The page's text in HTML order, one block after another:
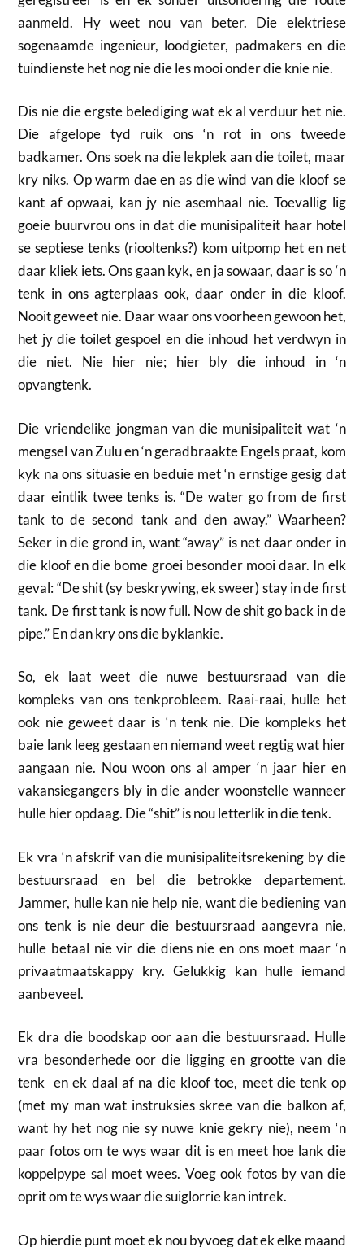
aanmeld. Hy weet nou van beter. Die elektriese
sogenaamde ingenieur, loodgieter, padmakers en die
tuindienste het nog nie die les mooi onder die knie nie.
Dis nie die ergste belediging wat ek al verduur het nie.
Die afgelope tyd ruik ons ‘n rot in ons tweede
badkamer. Ons soek na die lekplek aan die toilet, maar
kry niks. Op warm dae en as die wind van die kloof se
kant af opwaai, kan jy nie asemhaal nie. Toevallig lig
goeie buurvrou ons in dat die munisipaliteit haar hotel
se septiese tenks (riooltenks?) kom uitpomp het en net
daar kliek iets. Ons gaan kyk, en ja sowaar, daar is so ‘n
tenk in ons agterplaas ook, daar onder in die kloof.
Nooit geweet nie. Daar waar ons voorheen gewoon het,
het jy die toilet gespoel en die inhoud het verdwyn in
die niet. Nie hier nie; hier bly die inhoud in ‘n
opvangtenk.
Die vriendelike jongman van die munisipaliteit wat ‘n
mengsel van Zulu en ‘n geradbraakte Engels praat, kom
kyk na ons situasie en beduie met ‘n ernstige gesig dat
daar eintlik twee tenks is. “De water go from de first
tank to de second tank and den away.” Waarheen?
Seker in die grond in, want “away” is net daar onder in
die kloof en die bome groei besonder mooi daar. In elk
geval: “De shit (sy beskrywing, ek sweer) stay in de first
tank. De first tank is now full. Now de shit go back in de
pipe.” En dan kry ons die byklankie.
So, ek laat weet die nuwe bestuursraad van die
kompleks van ons tenkprobleem. Raai-raai, hulle het
ook nie geweet daar is ‘n tenk nie. Die kompleks het
baie lank leeg gestaan en niemand weet regtig wat hier
aangaan nie. Nou woon ons al amper ‘n jaar hier en
vakansiegangers bly in die ander woonstelle wanneer
hulle hier opdaag. Die “shit” is nou letterlik in die tenk.
Ek vra ‘n afskrif van die munisipaliteitsrekening by die
bestuursraad en bel die betrokke departement.
Jammer, hulle kan nie help nie, want die bediening van
ons tenk is nie deur die bestuursraad aangevra nie,
hulle betaal nie vir die diens nie en ons moet maar ‘n
privaatmaatskappy kry. Gelukkig kan hulle iemand
aanbeveel.
Ek dra die boodskap oor aan die bestuursraad. Hulle
vra besonderhede oor die ligging en grootte van die
tenk en ek daal af na die kloof toe, meet die tenk op
(met my man wat instruksies skree van die balkon af,
want hy het nog nie sy nuwe knie gekry nie), neem ‘n
paar fotos om te wys waar dit is en meet hoe lank die
koppelpype sal moet wees. Voeg ook fotos by van die
oprit om te wys waar die suiglorrie kan intrek.
Op hierdie punt moet ek nou byvoeg dat ek elke maand